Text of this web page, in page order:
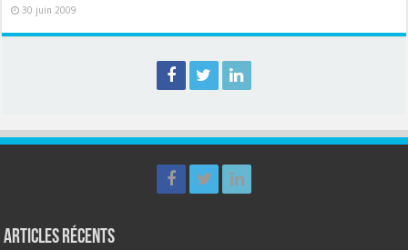
30 juin 2009
Articles récents